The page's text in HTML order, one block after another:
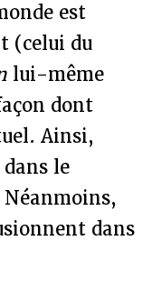
est
(celui du
lui-même
dont
Ainsi,
le
Néanmoins,
dans